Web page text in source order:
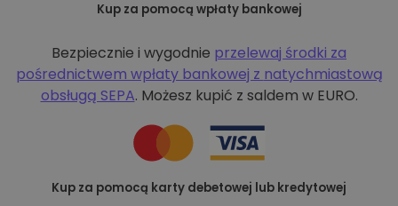
Kup za pomocą wpłaty bankowej
Bezpiecznie i wygodnie przelewaj środki za
pośrednictwem wpłaty bankowej z natychmiastową
obsługą SEPA. Możesz kupić z saldem w EURO.
Kup za pomocą karty debetowej lub kredytowej